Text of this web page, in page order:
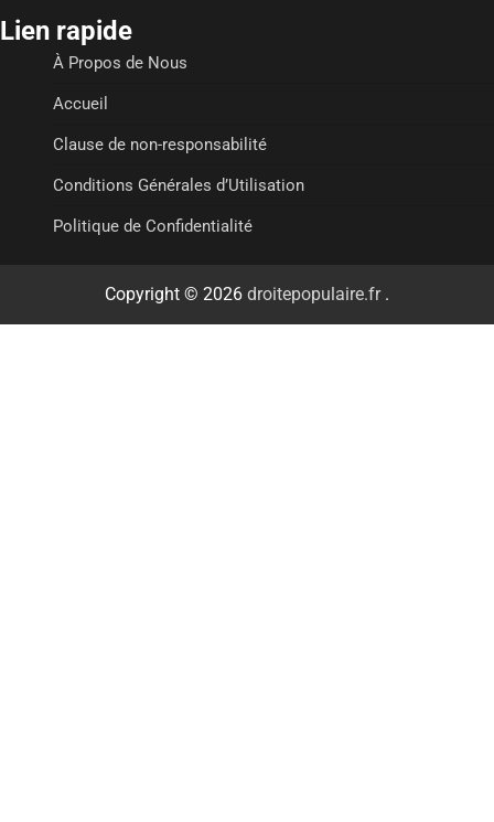
Lien rapide
À Propos de Nous
Accueil
Clause de non-responsabilité
Conditions Générales d’Utilisation
Politique de Confidentialité
Copyright © 2026 droitepopulaire.fr.